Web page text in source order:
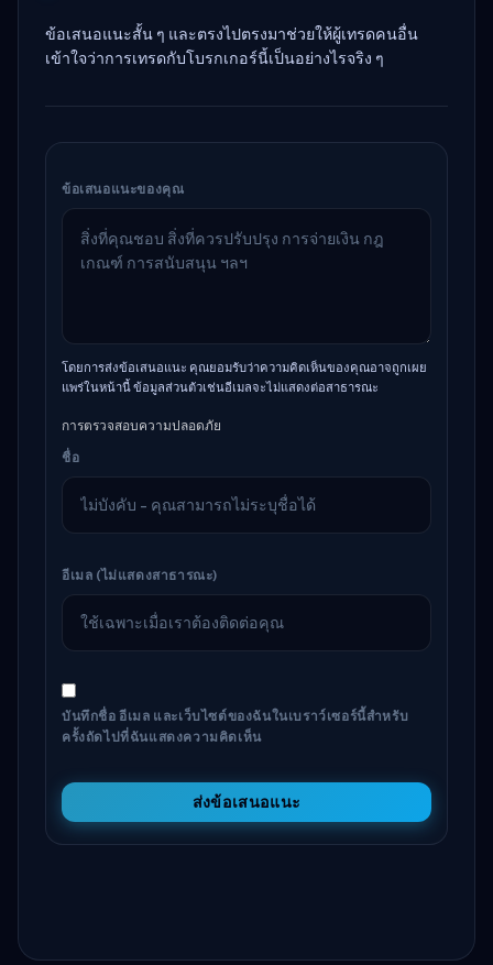
ข้อเสนอแนะสั้น ๆ และตรงไปตรงมาช่วยให้ผู้เทรดคนอื่น
เข้าใจว่าการเทรดกับโบรกเกอร์นี้เป็นอย่างไรจริง ๆ
ข้อเสนอแนะของคุณ
โดยการส่งข้อเสนอแนะ คุณยอมรับว่าความคิดเห็นของคุณอาจถูกเผย
แพร่ในหน้านี้ ข้อมูลส่วนตัวเช่นอีเมลจะไม่แสดงต่อสาธารณะ
การตรวจสอบความปลอดภัย
ชื่อ
อีเมล (ไม่แสดงสาธารณะ)
บันทึกชื่อ อีเมล และเว็บไซต์ของฉันในเบราว์เซอร์นี้สำหรับ
ครั้งถัดไปที่ฉันแสดงความคิดเห็น
ส่งข้อเสนอแนะ